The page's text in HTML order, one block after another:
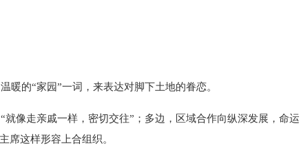
的“家园”一词，来表达对脚下土地的眷恋。
走亲戚一样，密切交往”；多边，区域合作向纵深发展，命运
席这样形容上合组织。